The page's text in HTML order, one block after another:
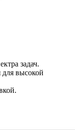
задач.
высокой